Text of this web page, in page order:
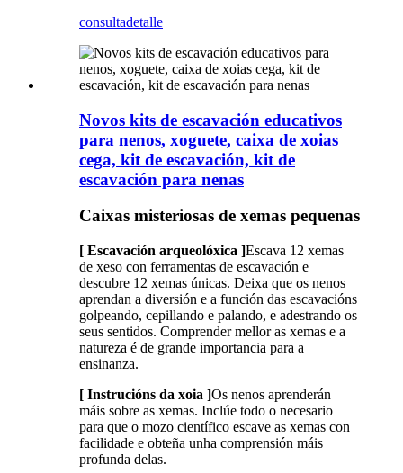
consultadetalle
Novos kits de escavación educativos
para nenos, xoguete, caixa de xoias
cega, kit de escavación, kit de
escavación para nenas
Caixas misteriosas de xemas pequenas
[ Escavación arqueolóxica ]Escava 12 xemas
de xeso con ferramentas de escavación e
descubre 12 xemas únicas. Deixa que os nenos
aprendan a diversión e a función das escavacións
golpeando, cepillando e palando, e adestrando os
seus sentidos. Comprender mellor as xemas e a
natureza é de grande importancia para a
ensinanza.
[ Instrucións da xoia ]Os nenos aprenderán
máis sobre as xemas. Inclúe todo o necesario
para que o mozo científico escave as xemas con
facilidade e obteña unha comprensión máis
profunda delas.